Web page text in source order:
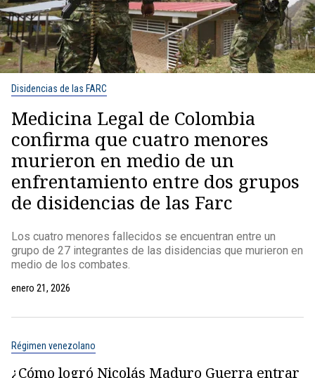
Disidencias de las FARC
Medicina Legal de Colombia
confirma que cuatro menores
murieron en medio de un
enfrentamiento entre dos grupos
de disidencias de las Farc
Los cuatro menores fallecidos se encuentran entre un
grupo de 27 integrantes de las disidencias que murieron en
medio de los combates.
enero 21, 2026
Régimen venezolano
¿Cómo logró Nicolás Maduro Guerra entrar